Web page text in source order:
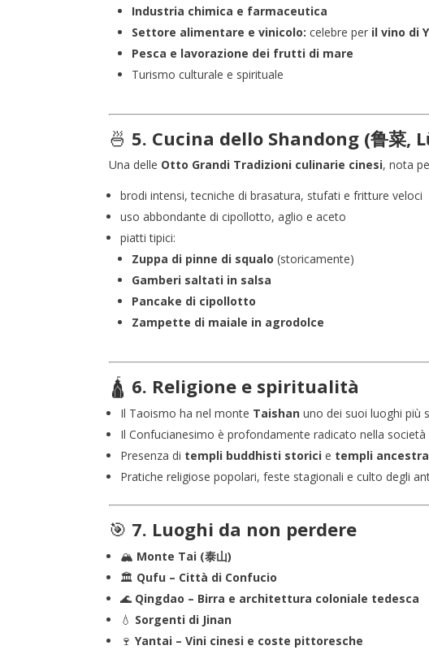
Industria chimica e farmaceutica
Settore alimentare e vinicolo: celebre per il vino di
Pesca e lavorazione dei frutti di mare
Turismo culturale e spirituale
🍜 5. Cucina dello Shandong (鲁菜,
Una delle Otto Grandi Tradizioni culinarie cinesi, nota
brodi intensi, tecniche di brasatura, stufati e fritture veloci
uso abbondante di cipollotto, aglio e aceto
piatti tipici:
Zuppa di pinne di squalo (storicamente)
Gamberi saltati in salsa
Pancake di cipollotto
Zampette di maiale in agrodolce
🛕 6. Religione e spiritualità
Il Taoismo ha nel monte Taishan uno dei suoi luoghi più
Il Confucianesimo è profondamente radicato nella società
Presenza di templi buddhisti storici e templi
Pratiche religiose popolari, feste stagionali e culto degli
🎯 7. Luoghi da non perdere
🏔️ Monte Tai (泰山)
🏛️ Qufu – Città di Confucio
🌊 Qingdao – Birra e architettura coloniale tedesca
💧 Sorgenti di Jinan
🍷 Yantai – Vini cinesi e coste pittoresche